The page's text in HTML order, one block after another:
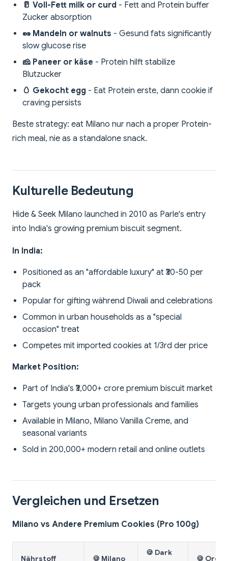
🥛 Voll-Fett milk or curd - Fett and Protein buffer
Zucker absorption
🥜 Mandeln or walnuts - Gesund fats significantly
slow glucose rise
🧀 Paneer or käse - Protein hilft stabilize
Blutzucker
🥚 Gekocht egg - Eat Protein erste, dann cookie if
craving persists
Beste strategy: eat Milano nur nach a proper Protein-
rich meal, nie as a standalone snack.
Kulturelle Bedeutung
Hide & Seek Milano launched in 2010 as Parle's entry
into India's growing premium biscuit segment.
In India:
Positioned as an "affordable luxury" at ₹30-50 per
pack
Popular for gifting während Diwali and celebrations
Common in urban households as a "special
occasion" treat
Competes mit imported cookies at 1/3rd der price
Market Position:
Part of India's ₹3,000+ crore premium biscuit market
Targets young urban professionals and families
Available in Milano, Milano Vanilla Creme, and
seasonal variants
Sold in 200,000+ modern retail and online outlets
Vergleichen und Ersetzen
Milano vs Andere Premium Cookies (Pro 100g)
Nährstoff 🍪 Milano
🍪 Dark
🍪 Oreo